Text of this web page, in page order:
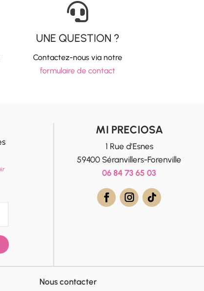

UNE QUESTION ?
Contactez-nous via notre
formulaire de contact
MI PRECIOSA
1 Rue d’Esnes
59400 Séranvillers-Forenville
06 84 73 65 03
Nous contacter